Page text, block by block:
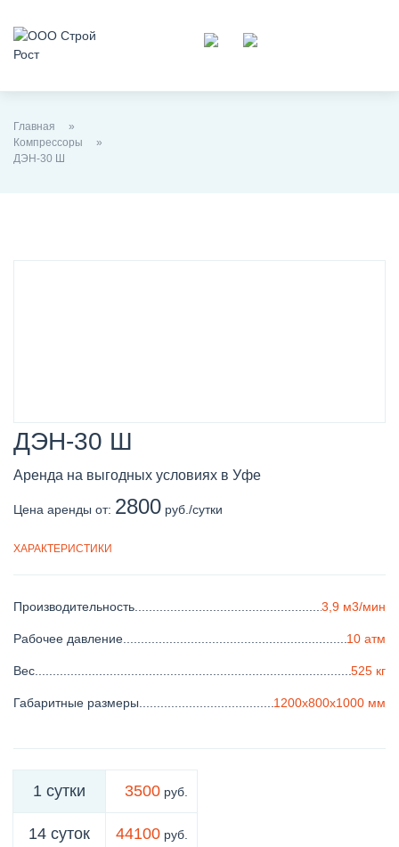
Главная
Компрессоры
ДЭН-30 Ш
ДЭН-30 Ш
Аренда на выгодных условиях в Уфе
Цена аренды от: 2800
ХАРАКТЕРИСТИКИ
Производительность 3,9 м3/мин
Рабочее давление 10 атм
Вес 525 кг
Габаритные размеры 1200х800х1000 мм
1 сутки 3500 руб.
14 суток 44100 руб.